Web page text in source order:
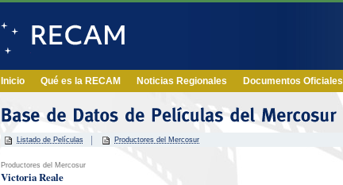
Inicio Qué es la RECAM Noticias Regionales Documentos Oficiales
Listado de Películas Productores del Mercosur
Productores del Mercosur
Victoria Reale